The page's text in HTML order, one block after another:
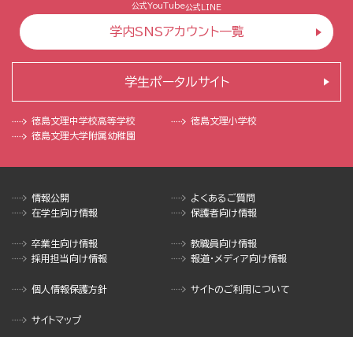
公式YouTube公式LINE
学内SNSアカウント一覧
徳島文理中学校高等学校
徳島文理小学校
徳島文理大学附属幼稚園
学生ポータルサイト
情報公開
よくあるご質問
在学生向け情報
保護者向け情報
卒業生向け情報
教職員向け情報
採用担当向け情報
報道・メディア向け情報
個人情報保護方針 サイトのご利用について
サイトマップ